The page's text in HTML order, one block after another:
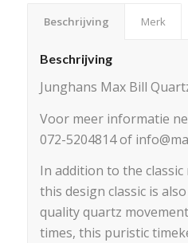
Beschrijving Merk
Beschrijving
Junghans Max Bill
Voor meer informatie
072-5204814 of
In addition to the classic
this design classic is
quality quartz
times, this puristic